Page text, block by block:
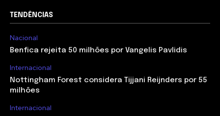
TENDÊNCIAS
Nacional
Benfica rejeita 50 milhões por Vangelis Pavlidis
Internacional
Nottingham Forest considera Tijjani Reijnders por 55
milhões
Internacional